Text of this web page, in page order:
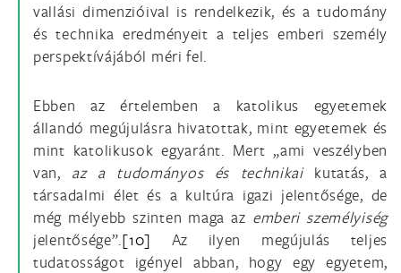
vallási dimenzióival is rendelkezik, és a tudomány
és technika eredményeit a teljes emberi személy
perspektívájából méri fel.
Ebben az értelemben a katolikus egyetemek
állandó megújulásra hivatottak, mint egyetemek és
mint katolikusok egyaránt. Mert „ami veszélyben
van, az a tudományos és technikaikutatás, a
társadalmi élet és a kultúra igazi jelentősége, de
még mélyebb szinten maga az emberi személyiség
jelentősége”.[10] Az ilyen megújulás teljes
tudatosságot igényel abban, hogy egy egyetem,